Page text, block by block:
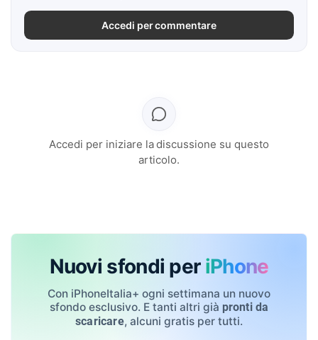
Accedi per commentare
Accedi per iniziare la discussione su questo
articolo.
Nuovi sfondi per iPhone
Con iPhoneItalia+ ogni settimana un nuovo
sfondo esclusivo. E tanti altri già pronti da
scaricare, alcuni gratis per tutti.